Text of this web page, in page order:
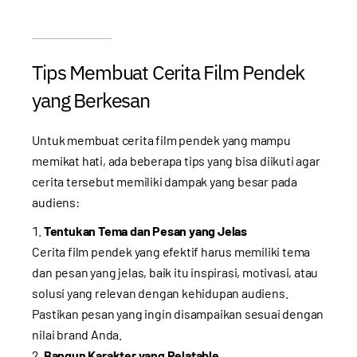
Tips Membuat Cerita Film Pendek
yang Berkesan
Untuk membuat cerita film pendek yang mampu
memikat hati, ada beberapa tips yang bisa diikuti agar
cerita tersebut memiliki dampak yang besar pada
audiens:
Tentukan Tema dan Pesan yang Jelas
Cerita film pendek yang efektif harus memiliki tema
dan pesan yang jelas, baik itu inspirasi, motivasi, atau
solusi yang relevan dengan kehidupan audiens.
Pastikan pesan yang ingin disampaikan sesuai dengan
nilai brand Anda.